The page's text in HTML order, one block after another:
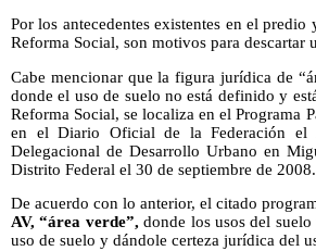
Por los antecedentes existentes en el
Reforma Social, son motivos para descartar
Cabe mencionar que la figura jurídica de
donde el uso de suelo no está definido y
Reforma Social, se localiza en el Programa
en el Diario Oficial de la Federación el
Delegacional de Desarrollo Urbano en
Distrito Federal el 30 de septiembre de 2008.
De acuerdo con lo anterior, el citado
AV, “área verde”,donde los usos del
uso de suelo y dándole certeza jurídica del